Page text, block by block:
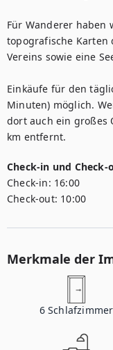
Für Wanderer haben
topografische Karten
Vereins sowie eine
Einkäufe für den
Minuten) möglich.
dort auch ein großes
km entfernt.
Check-in und Check-
Check-in: 16:00
Check-out: 10:00
Merkmale der
6 Schlafzimmer